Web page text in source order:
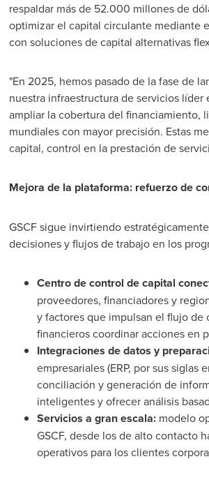
respaldar más de 52.000 millones de
optimizar el capital circulante mediante
con soluciones de capital alternativas
"En 2025, hemos pasado de la fase de
nuestra infraestructura de servicios
ampliar la cobertura del financiamiento,
mundiales con mayor precisión. Estas
capital, control en la prestación de
Mejora de la plataforma: refuerzo de
GSCF sigue invirtiendo
decisiones y flujos de trabajo en los
Centro decontrol de capital
proveedores, financiadores y
y factores que impulsan el flujo
financieros coordinar acciones en
Integraciones de datos y
empresariales (ERP, por sus
conciliación y generación de
inteligentes y ofrecer análisis
Servicios a gran escala:modelo
GSCF, desde los de alto contacto
operativos para los clientes